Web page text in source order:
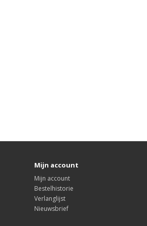
Mijn account
Mijn account
Bestelhistorie
Verlanglijst
Nieuwsbrief